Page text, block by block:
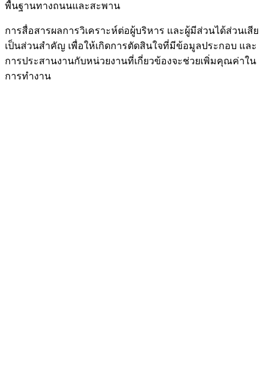
พื้นฐานทางถนนและสะพาน
การสื่อสารผลการวิเคราะห์ต่อผู้บริหาร และผู้มีส่วนได้ส่วนเสีย
เป็นส่วนสำคัญ เพื่อให้เกิดการตัดสินใจที่มีข้อมูลประกอบ และ
การประสานงานกับหน่วยงานที่เกี่ยวข้องจะช่วยเพิ่มคุณค่าใน
การทำงาน